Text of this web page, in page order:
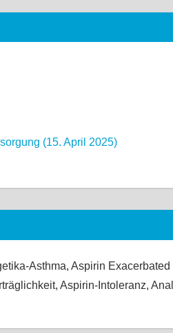
(15. April 2025)
Asthma, Aspirin
Aspirin-Intoleranz,